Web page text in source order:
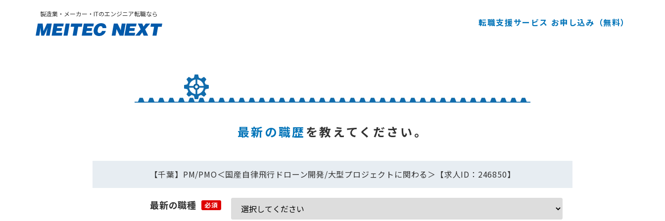
製造業・メーカー・ITのエンジニア転職なら
転職支援サービス お申し込み（無料）
最新の職歴 を教えてください。
【千葉】PM/PMO＜国産自律飛行ドローン開発/大型プロジェクトに関わる＞【求人ID：246850】
最新の職種